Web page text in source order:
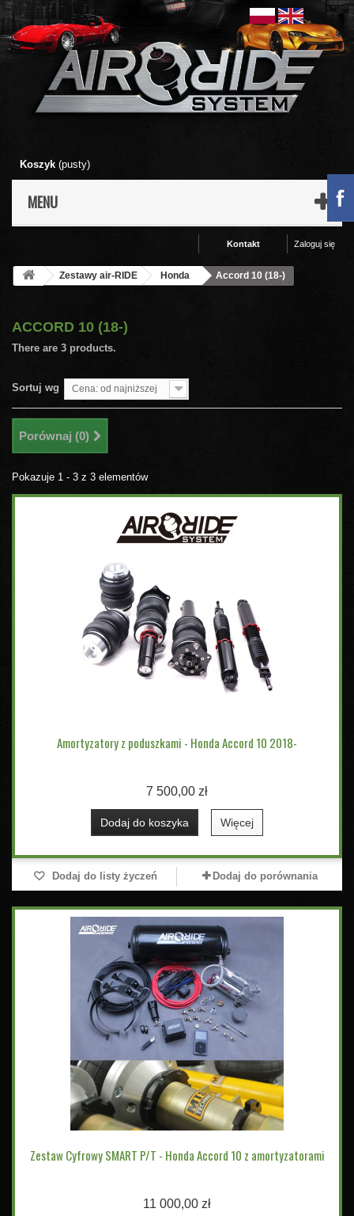
Koszyk (pusty)
MENU
Zaloguj się
Kontakt
Zestawy air-RIDE Honda Accord 10 (18-)
ACCORD 10 (18-)
There are 3 products.
Sortuj wg Cena: od najniższej
Porównaj (0)
Pokazuje 1 - 3 z 3 elementów
Amortyzatory z poduszkami - Honda Accord 10 2018-
7 500,00 zł
Dodaj do koszyka Więcej
Dodaj do listy życzeń Dodaj do porównania
Zestaw Cyfrowy SMART P/T - Honda Accord 10 z amortyzatorami
11 000,00 zł